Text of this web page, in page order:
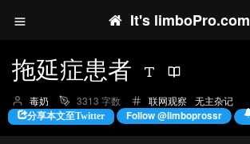
It's limboPro.com
拖延症患者
博
主：
毒奶 3313 字数
分
类：
联网观察 无主杂记
分享本文至Twitter Follow @limboprossr